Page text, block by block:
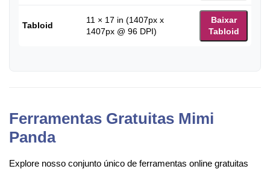
Tabloid
11 × 17 in (1407px x
1407px @ 96 DPI)
Baixar
Tabloid
Ferramentas Gratuitas Mimi
Panda
Explore nosso conjunto único de ferramentas online gratuitas